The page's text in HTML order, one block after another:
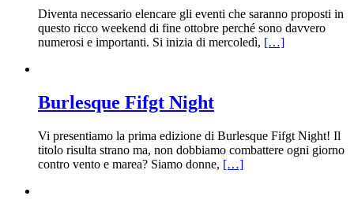
Diventa necessario elencare gli eventi che saranno proposti in
questo ricco weekend di fine ottobre perché sono davvero
numerosi e importanti. Si inizia di mercoledì, […]
Burlesque Fifgt Night
Vi presentiamo la prima edizione di Burlesque Fifgt Night! Il
titolo risulta strano ma, non dobbiamo combattere ogni giorno
contro vento e marea? Siamo donne, […]